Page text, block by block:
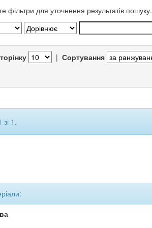
фільтри для уточнення результатів пошуку.
| Сортування
зі 1.